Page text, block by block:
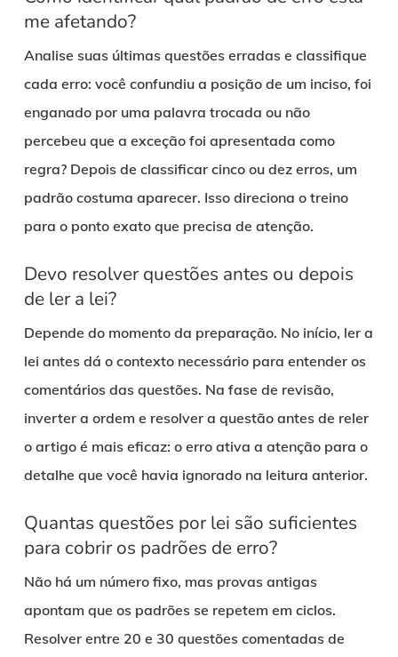
me afetando?
Analise suas últimas questões erradas e classifique
cada erro: você confundiu a posição de um inciso, foi
enganado por uma palavra trocada ou não
percebeu que a exceção foi apresentada como
regra? Depois de classificar cinco ou dez erros, um
padrão costuma aparecer. Isso direciona o treino
para o ponto exato que precisa de atenção.
Devo resolver questões antes ou depois
de ler a lei?
Depende do momento da preparação. No início, ler a
lei antes dá o contexto necessário para entender os
comentários das questões. Na fase de revisão,
inverter a ordem e resolver a questão antes de reler
o artigo é mais eficaz: o erro ativa a atenção para o
detalhe que você havia ignorado na leitura anterior.
Quantas questões por lei são suficientes
para cobrir os padrões de erro?
Não há um número fixo, mas provas antigas
apontam que os padrões se repetem em ciclos.
Resolver entre 20 e 30 questões comentadas de